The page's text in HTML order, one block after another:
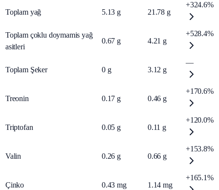
Toplam yağ 5.13 g 21.78 g
+324.6%
Toplam çoklu doymamis yağ
asitleri
0.67 g 4.21 g
+528.4%
Toplam Şeker 0 g 3.12 g
—
Treonin 0.17 g 0.46 g
+170.6%
Triptofan 0.05 g 0.11 g
+120.0%
Valin 0.26 g 0.66 g
+153.8%
Çinko 0.43 mg 1.14 mg
+165.1%